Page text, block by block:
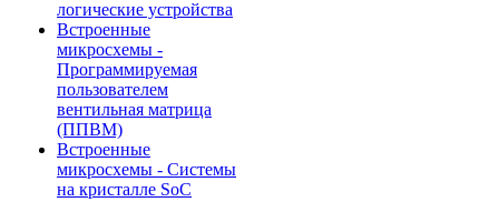
логические устройства
Встроенные
микросхемы -
Программируемая
пользователем
вентильная матрица
(ППВМ)
Встроенные
микросхемы - Системы
на кристалле SoC